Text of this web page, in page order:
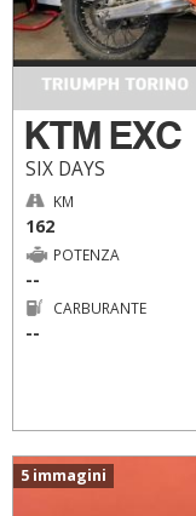
KTM EXC
SIX DAYS
KM
162
POTENZA
--
CARBURANTE
--
5 immagini